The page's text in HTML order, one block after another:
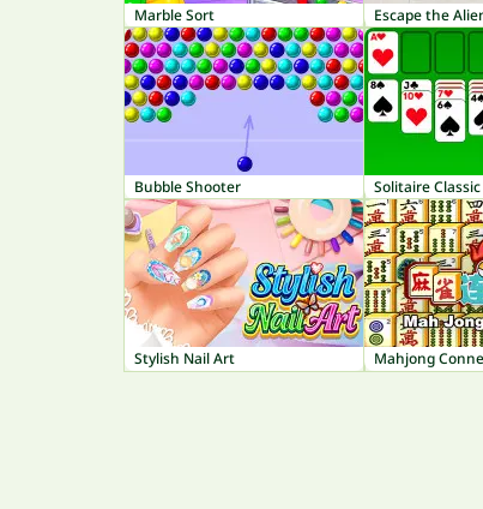
Marble Sort Escape the
Bubble Shooter Solitaire Classic
Stylish Nail Art Mahjong